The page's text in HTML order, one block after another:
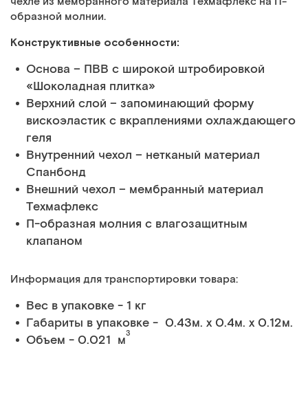
образной молнии.
Конструктивные особенности:
Основа – ПВВ с широкой штробировкой
«Шоколадная плитка»
Верхний слой – запоминающий форму
вискоэластик с вкраплениями охлаждающего
геля
Внутренний чехол – нетканый материал
Спанбонд
Внешний чехол – мембранный материал
Техмафлекс
П-образная молния с влагозащитным
клапаном
Информация для транспортировки товара:
Вес в упаковке - 1 кг
Габариты в упаковке - 0.43м. x 0.4м. x 0.12м.
Объем - 0.021 м3